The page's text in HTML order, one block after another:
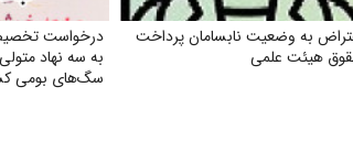
به وضعیت نابسامان پرداخت
هیئت علمی
درخواست
به سه نهاد
سگ‌های بومی